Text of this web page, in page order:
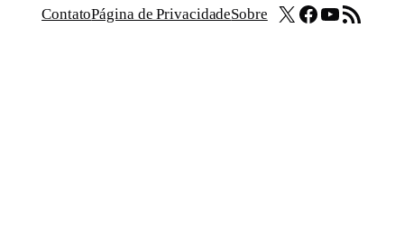
ContatoPágina de PrivacidadeSobre X Facebook
Youtube
Feed RSS